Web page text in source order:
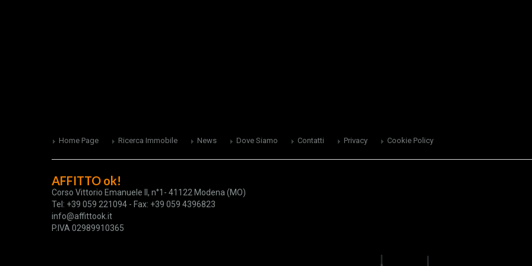
Home Page Ricerca Immobile News Dove Siamo Contatti Privacy Cookie Policy
AFFITTO ok!
Corso Vittorio Emanuele II, n°1- 41122 Modena (MO)
Tel: +39 059 221094 - Fax: +39 059 4396823
info@affittook.it
P.IVA 02989910365